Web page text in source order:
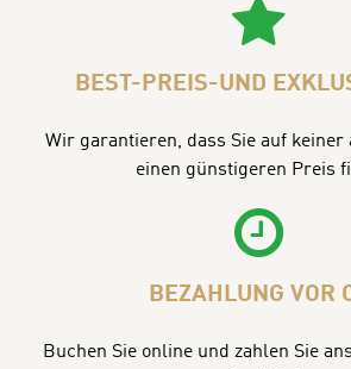
BEST-PREIS-UND
Wir garantieren, dass Sie auf keiner
einen günstigeren Preis
BEZAHLUNG VOR
Buchen Sie online und zahlen Sie